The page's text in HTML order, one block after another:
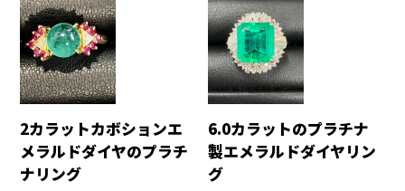
2カラットカボションエ
メラルドダイヤのプラチ
ナリング
6.0カラットのプラチナ
製エメラルドダイヤリン
グ